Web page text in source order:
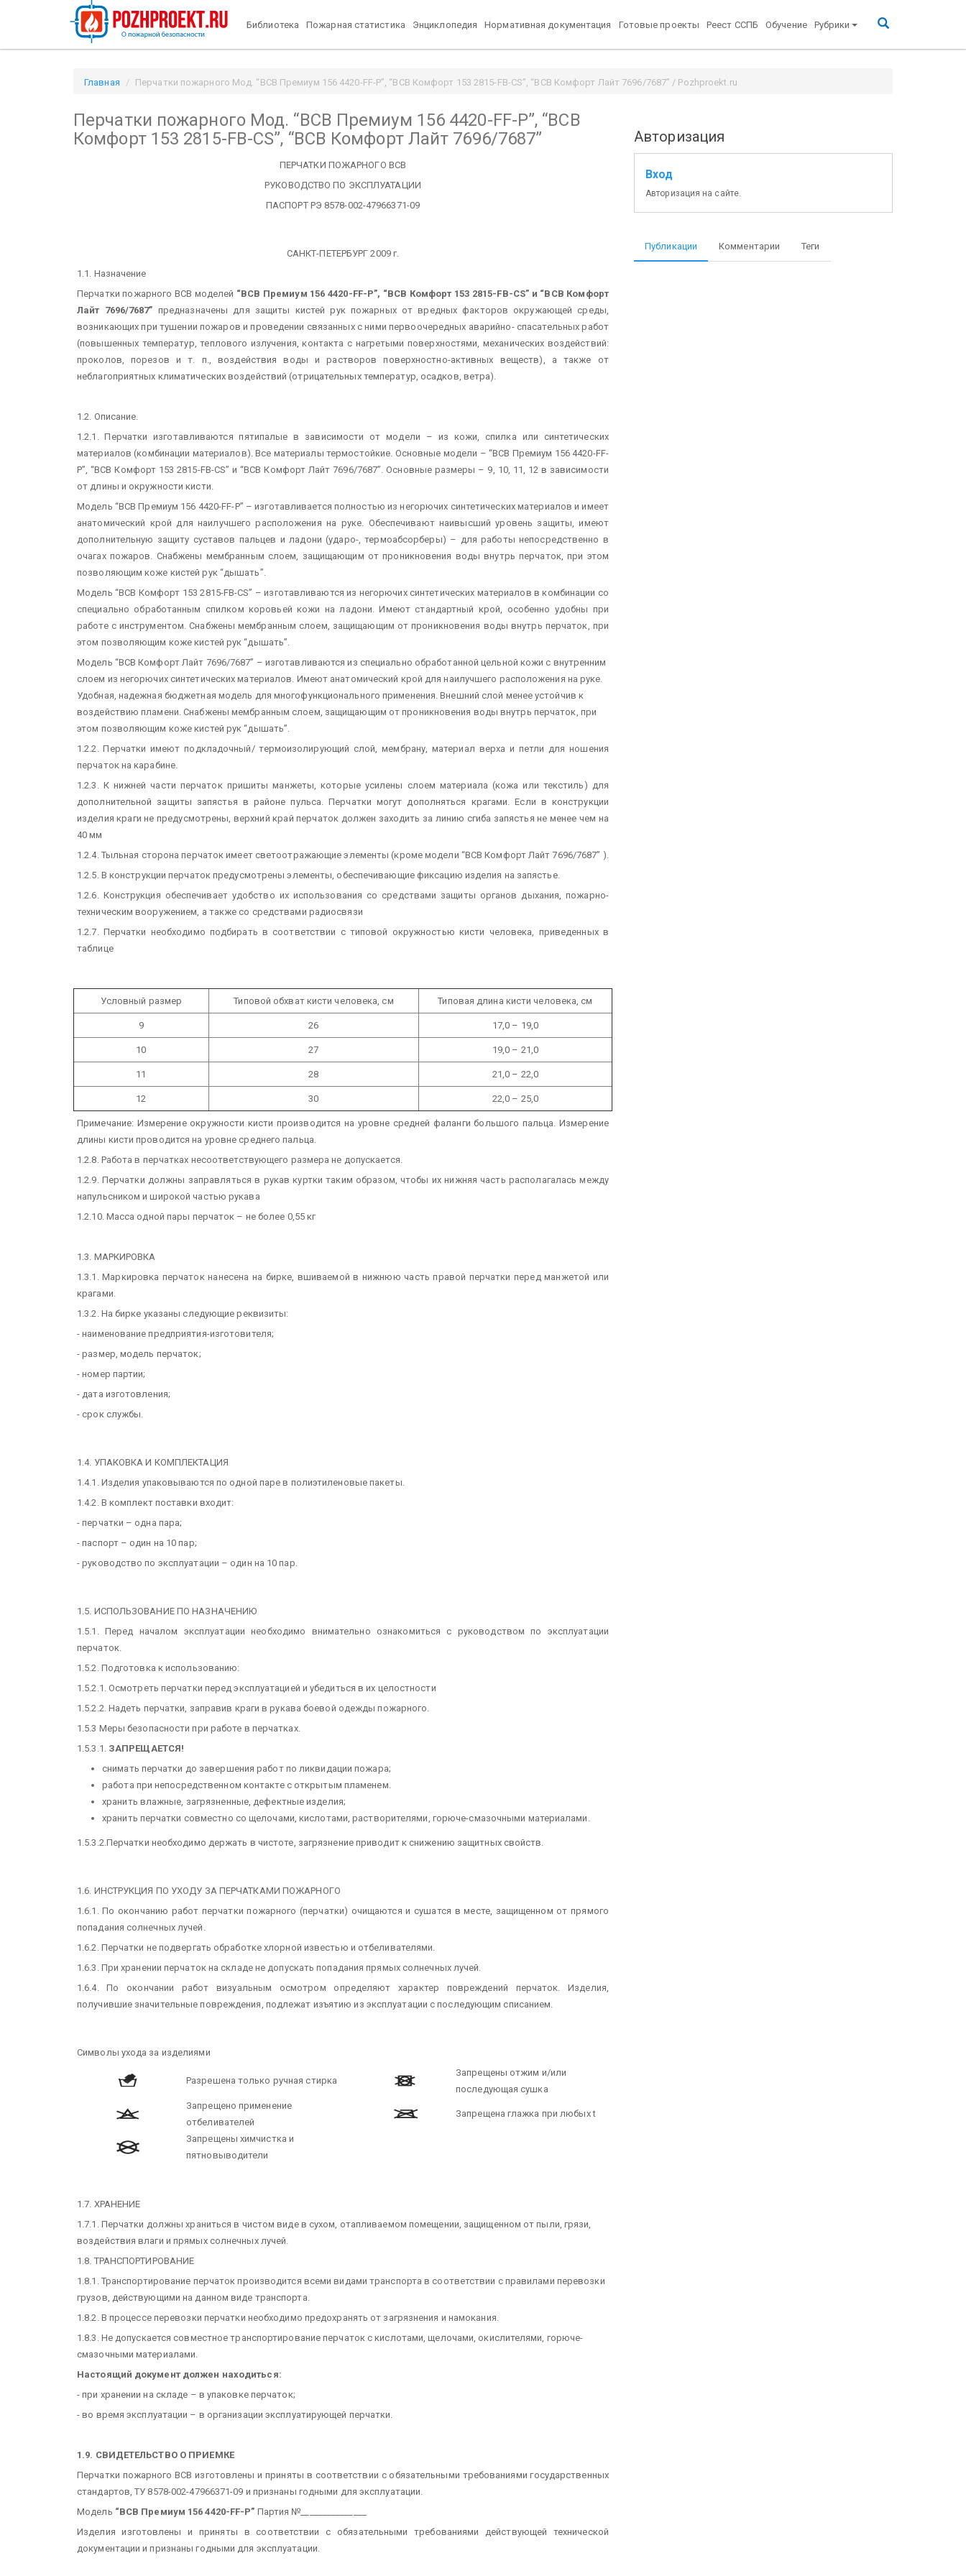
Библиотека Пожарная статистика Энциклопедия Нормативная документация Готовые проекты Реест ССПБ Обучение Рубрики
Главная Перчатки пожарного Мод. “ВСВ Премиум 156 4420-FF-P”, “ВСВ Комфорт 153 2815-FB-CS”, “ВСВ Комфорт Лайт 7696/7687” / Pozhproekt.ru
Перчатки пожарного Мод. “ВСВ Премиум 156 4420-FF-P”, “ВСВ
Комфорт 153 2815-FB-CS”, “ВСВ Комфорт Лайт 7696/7687”
ПЕРЧАТКИ ПОЖАРНОГО ВСВ
РУКОВОДСТВО ПО ЭКСПЛУАТАЦИИ
ПАСПОРТ РЭ 8578-002-47966371-09
САНКТ-ПЕТЕРБУРГ 2009 г.
1.1. Назначение
Перчатки пожарного ВСВ моделей “ВСВ Премиум 156 4420-FF-P”, “ВСВ Комфорт 153 2815-FB-CS” и “ВСВ Комфорт
Лайт 7696/7687” предназначены для защиты кистей рук пожарных от вредных факторов окружающей среды,
возникающих при тушении пожаров и проведении связанных с ними первоочередных аварийно- спасательных работ
(повышенных температур, теплового излучения, контакта с нагретыми поверхностями, механических воздействий:
проколов, порезов и т. п., воздействия воды и растворов поверхностно-активных веществ), а также от
неблагоприятных климатических воздействий (отрицательных температур, осадков, ветра).
1.2. Описание.
1.2.1. Перчатки изготавливаются пятипалые в зависимости от модели – из кожи, спилка или синтетических
материалов (комбинации материалов). Все материалы термостойкие. Основные модели – “ВСВ Премиум 156 4420-FF-
P”, “ВСВ Комфорт 153 2815-FB-CS” и “ВСВ Комфорт Лайт 7696/7687”. Основные размеры – 9, 10, 11, 12 в зависимости
от длины и окружности кисти.
Модель “ВСВ Премиум 156 4420-FF-P” – изготавливается полностью из негорючих синтетических материалов и имеет
анатомический крой для наилучшего расположения на руке. Обеспечивают наивысший уровень защиты, имеют
дополнительную защиту суставов пальцев и ладони (ударо-, термоабсорберы) – для работы непосредственно в
очагах пожаров. Снабжены мембранным слоем, защищающим от проникновения воды внутрь перчаток, при этом
позволяющим коже кистей рук “дышать”.
Модель “ВСВ Комфорт 153 2815-FB-CS” – изготавливаются из негорючих синтетических материалов в комбинации со
специально обработанным спилком коровьей кожи на ладони. Имеют стандартный крой, особенно удобны при
работе с инструментом. Снабжены мембранным слоем, защищающим от проникновения воды внутрь перчаток, при
этом позволяющим коже кистей рук “дышать”.
Модель “ВСВ Комфорт Лайт 7696/7687” – изготавливаются из специально обработанной цельной кожи с внутренним
слоем из негорючих синтетических материалов. Имеют анатомический крой для наилучшего расположения на руке.
Удобная, надежная бюджетная модель для многофункционального применения. Внешний слой менее устойчив к
воздействию пламени. Снабжены мембранным слоем, защищающим от проникновения воды внутрь перчаток, при
этом позволяющим коже кистей рук “дышать”.
1.2.2. Перчатки имеют подкладочный/ термоизолирующий слой, мембрану, материал верха и петли для ношения
перчаток на карабине.
1.2.3. К нижней части перчаток пришиты манжеты, которые усилены слоем материала (кожа или текстиль) для
дополнительной защиты запястья в районе пульса. Перчатки могут дополняться крагами. Если в конструкции
изделия краги не предусмотрены, верхний край перчаток должен заходить за линию сгиба запястья не менее чем на
40 мм
1.2.4. Тыльная сторона перчаток имеет светоотражающие элементы (кроме модели “ВСВ Комфорт Лайт 7696/7687” ).
1.2.5. В конструкции перчаток предусмотрены элементы, обеспечивающие фиксацию изделия на запястье.
1.2.6. Конструкция обеспечивает удобство их использования со средствами защиты органов дыхания, пожарно-
техническим вооружением, а также со средствами радиосвязи
1.2.7. Перчатки необходимо подбирать в соответствии с типовой окружностью кисти человека, приведенных в
таблице
Условный размер Типовой обхват кисти человека, см Типовая длина кисти человека, см
9 26 17,0 – 19,0
10 27 19,0 – 21,0
11 28 21,0 – 22,0
12 30 22,0 – 25,0
Примечание: Измерение окружности кисти производится на уровне средней фаланги большого пальца. Измерение
длины кисти проводится на уровне среднего пальца.
1.2.8. Работа в перчатках несоответствующего размера не допускается.
1.2.9. Перчатки должны заправляться в рукав куртки таким образом, чтобы их нижняя часть располагалась между
напульсником и широкой частью рукава
1.2.10. Масса одной пары перчаток – не более 0,55 кг
1.3. МАРКИРОВКА
1.3.1. Маркировка перчаток нанесена на бирке, вшиваемой в нижнюю часть правой перчатки перед манжетой или
крагами.
1.3.2. На бирке указаны следующие реквизиты:
- наименование предприятия-изготовителя;
- размер, модель перчаток;
- номер партии;
- дата изготовления;
- срок службы.
1.4. УПАКОВКА И КОМПЛЕКТАЦИЯ
1.4.1. Изделия упаковываются по одной паре в полиэтиленовые пакеты.
1.4.2. В комплект поставки входит:
- перчатки – одна пара;
- паспорт – один на 10 пар;
- руководство по эксплуатации – один на 10 пар.
1.5. ИСПОЛЬЗОВАНИЕ ПО НАЗНАЧЕНИЮ
1.5.1. Перед началом эксплуатации необходимо внимательно ознакомиться с руководством по эксплуатации
перчаток.
1.5.2. Подготовка к использованию:
1.5.2.1. Осмотреть перчатки перед эксплуатацией и убедиться в их целостности
1.5.2.2. Надеть перчатки, заправив краги в рукава боевой одежды пожарного.
1.5.3 Меры безопасности при работе в перчатках.
1.5.3.1. ЗАПРЕЩАЕТСЯ!
снимать перчатки до завершения работ по ликвидации пожара;
работа при непосредственном контакте с открытым пламенем.
хранить влажные, загрязненные, дефектные изделия;
хранить перчатки совместно со щелочами, кислотами, растворителями, горюче-смазочными материалами.
1.5.3.2.Перчатки необходимо держать в чистоте, загрязнение приводит к снижению защитных свойств.
1.6. ИНСТРУКЦИЯ ПО УХОДУ ЗА ПЕРЧАТКАМИ ПОЖАРНОГО
1.6.1. По окончанию работ перчатки пожарного (перчатки) очищаются и сушатся в месте, защищенном от прямого
попадания солнечных лучей.
1.6.2. Перчатки не подвергать обработке хлорной известью и отбеливателями.
1.6.3. При хранении перчаток на складе не допускать попадания прямых солнечных лучей.
1.6.4. По окончании работ визуальным осмотром определяют характер повреждений перчаток. Изделия,
получившие значительные повреждения, подлежат изъятию из эксплуатации с последующим списанием.
Символы ухода за изделиями
Разрешена только ручная стирка
Запрещены отжим и/или
последующая сушка
Запрещено применение
отбеливателей
Запрещена глажка при любых t
Запрещены химчистка и
пятновыводители
1.7. ХРАНЕНИЕ
1.7.1. Перчатки должны храниться в чистом виде в сухом, отапливаемом помещении, защищенном от пыли, грязи,
воздействия влаги и прямых солнечных лучей.
1.8. ТРАНСПОРТИРОВАНИЕ
1.8.1. Транспортирование перчаток производится всеми видами транспорта в соответствии с правилами перевозки
грузов, действующими на данном виде транспорта.
1.8.2. В процессе перевозки перчатки необходимо предохранять от загрязнения и намокания.
1.8.3. Не допускается совместное транспортирование перчаток с кислотами, щелочами, окислителями, горюче-
смазочными материалами.
Настоящий документ должен находиться:
- при хранении на складе – в упаковке перчаток;
- во время эксплуатации – в организации эксплуатирующей перчатки.
1.9. СВИДЕТЕЛЬСТВО О ПРИЕМКЕ
Перчатки пожарного ВСВ изготовлены и приняты в соответствии с обязательными требованиями государственных
стандартов, ТУ 8578-002-47966371-09 и признаны годными для эксплуатации.
Модель “ВСВ Премиум 156 4420-FF-P” Партия №_______________
Изделия изготовлены и приняты в соответствии с обязательными требованиями действующей технической
документации и признаны годными для эксплуатации.
Авторизация
Вход
Авторизация на сайте.
Публикации Комментарии Теги